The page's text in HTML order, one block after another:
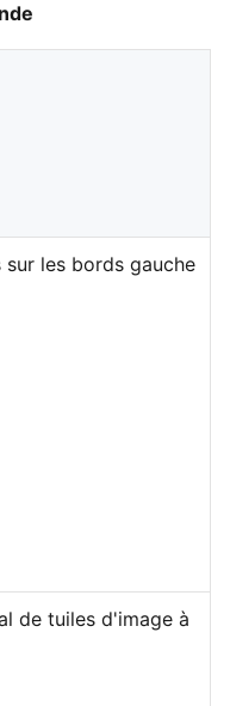
les bords gauche
de tuiles d'image à